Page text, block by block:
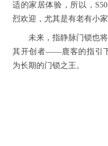
适的家居体验，所以，
烈欢迎，尤其是有老有小家
未来，指静脉门锁也
其开创者——鹿客的指引
为长期的门锁之王。